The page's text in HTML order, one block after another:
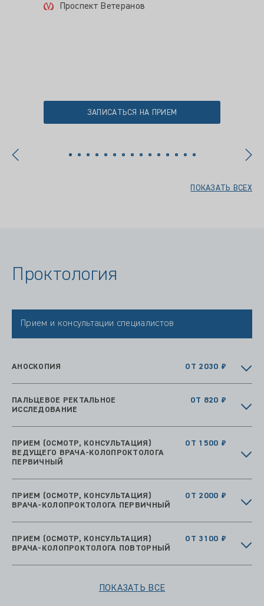
Проспект Ветеранов
ЗАПИСАТЬСЯ НА ПРИЕМ
ПОКАЗАТЬ ВСЕХ
Проктология
Прием и консультации специалистов
АНОСКОПИЯ ОТ 2030 ₽
ПАЛЬЦЕВОЕ РЕКТАЛЬНОЕ
ИССЛЕДОВАНИЕ
ОТ 820 ₽
ПРИЕМ (ОСМОТР, КОНСУЛЬТАЦИЯ)
ВЕДУЩЕГО ВРАЧА-КОЛОПРОКТОЛОГА
ПЕРВИЧНЫЙ
ОТ 1500 ₽
ПРИЕМ (ОСМОТР, КОНСУЛЬТАЦИЯ)
ВРАЧА-КОЛОПРОКТОЛОГА ПЕРВИЧНЫЙ
ОТ 2000 ₽
ПРИЕМ (ОСМОТР, КОНСУЛЬТАЦИЯ)
ВРАЧА-КОЛОПРОКТОЛОГА ПОВТОРНЫЙ
ОТ 3100 ₽
ПОКАЗАТЬ ВСЕ